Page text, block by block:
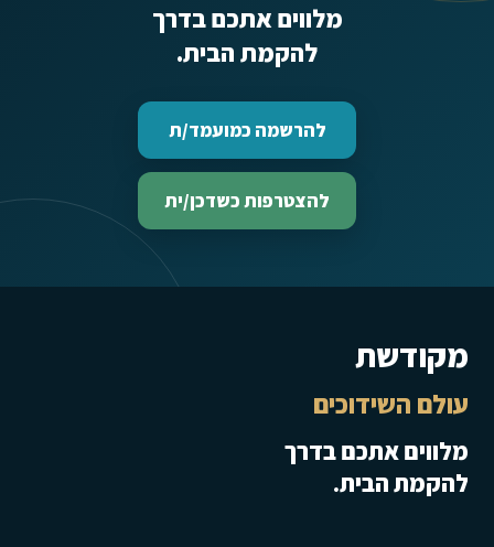
מלווים אתכם בדרך
להקמת הבית.
להרשמה כמועמד/ת
להצטרפות כשדכן/ית
מקודשת
עולם השידוכים
מלווים אתכם בדרך
להקמת הבית.